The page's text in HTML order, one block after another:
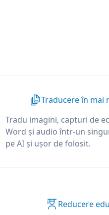
Traducere în mai
Tradu imagini, capturi de
Word și audio într-un
pe AI și ușor de folosit.
Reducere